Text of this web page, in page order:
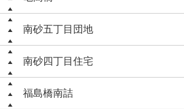
南砂五丁目団地
南砂四丁目住宅
福島橋南詰